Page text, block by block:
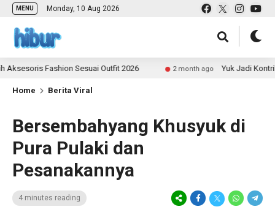
MENU Monday, 10 Aug 2026
Fashion Sesuai Outfit 2026 2 month ago Yuk Jadi Kontributor
Home Berita Viral
Bersembahyang Khusyuk di
Pura Pulaki dan
Pesanakannya
4 minutes reading